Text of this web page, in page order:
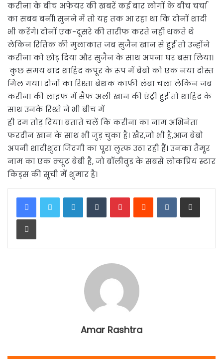
करीना के बीच अफेयर की खबरें कई बार लोगों के बीच चर्चा
का सबब बनीं। सुनने में तो यह तक आ रहा था कि दोनों शादी
भी करेंगे। दोनों एक-दूसरे की तारीफ करते नहीं थकते थे
लेकिन रितिक की मुलाकात जब सुजैन खान से हुई तो उन्होंने
करीना को छोड़ दिया और सुजैन के साथ अपना घर बसा लिया।
कुछ समय बाद शाहिद कपूर के रूप में बेबो को एक नया दोस्त
मिल गया। दोनों का रिश्ता बेशक काफी लंबा चला लेकिन जब
करीना की लाइफ में सैफ अली खान की एंट्री हुई तो शाहिद के
साथ उनके रिश्ते ने भी बीच में
ही दम तोड़ दिया। बताते चलें कि करीना का नाम अभिनेता
फरदीन खान के साथ भी जुड़ चुका है। खैर,जो भी है,आज बेबो
अपनी शादीशुदा जिंदगी का पूरा लुत्फ उठा रही हैं। उनका तैमूर
नाम का एक क्यूट बेबी है, जो बॉलीवुड के सबसे लोकप्रिय स्टार
किड्स की सूची में शुमार है।
LinkedInTumblrPinterestReddit VKontakteShare via Email
Print
Amar Rashtra